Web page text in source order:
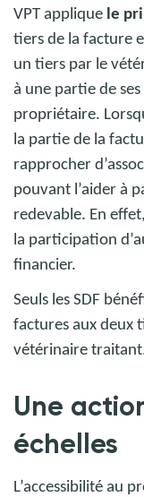
VPT applique le
tiers de la facture
un tiers par le
à une partie de
propriétaire.
la partie de la
rapprocher
pouvant l’aider à
redevable. En
la participation
financier.
Seuls les SDF
factures aux deux
vétérinaire
Une
échelles
L’accessibilité au